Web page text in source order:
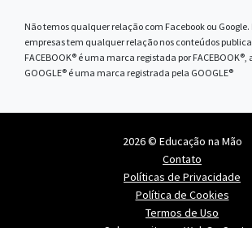
Não temos qualquer relação com Facebook ou
empresas tem qualquer relação nos conteúdos
FACEBOOK® é uma marca registada por FACEBOOK®,
GOOGLE® é uma marca registrada pela GOOGLE®
2026 © Educação na Mão
Contato
Políticas de Privacidade
Política de Cookies
Termos de Uso